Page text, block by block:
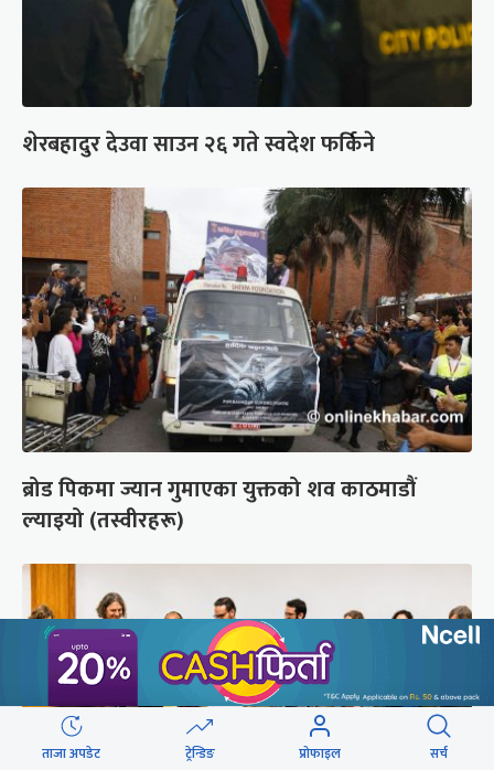
शेरबहादुर देउवा साउन २६ गते स्वदेश फर्किने
ब्रोड पिकमा ज्यान गुमाएका युक्तको शव काठमाडौं
ल्याइयो (तस्वीरहरू)
ताजा अपडेट ट्रेन्डिङ प्रोफाइल सर्च